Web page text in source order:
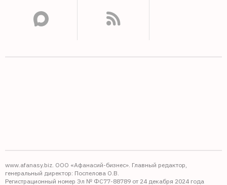
www.afanasy.biz. ООО «Афанасий-бизнес». Главный редактор,
генеральный директор: Поспелова О.В.
Регистрационный номер Эл № ФС77-88789 от 24 декабря 2024 года